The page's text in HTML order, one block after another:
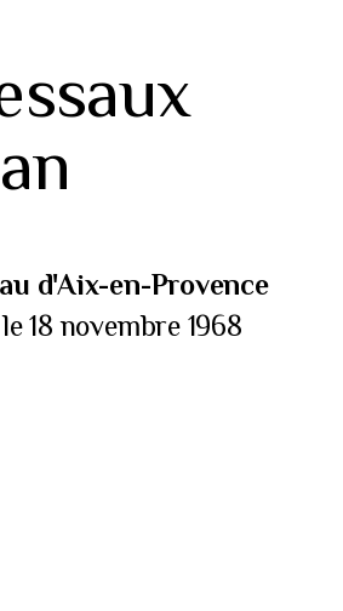
d'Aix-en-Provence
18 novembre 1968